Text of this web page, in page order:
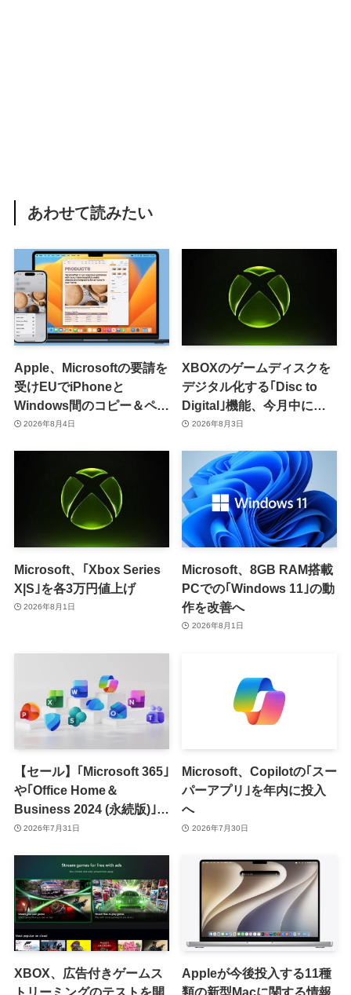
あわせて読みたい
Apple、Microsoftの要請を
受けEUでiPhoneと
Windows間のコピー＆ペー
スト機能を提供へ
2026年8月4日
XBOXのゲームディスクを
デジタル化する｢Disc to
Digital｣機能、今月中に提
供開始か
2026年8月3日
Microsoft、｢Xbox Series
X|S｣を各3万円値上げ
2026年8月1日
Microsoft、8GB RAM搭載
PCでの｢Windows 11｣の動
作を改善へ
2026年8月1日
【セール】｢Microsoft 365｣
や｢Office Home＆
Business 2024 (永続版)｣が
｢Amazon暮らし応援サマ
2026年7月31日
Microsoft、Copilotの｢スー
パーアプリ｣を年内に投入
へ
2026年7月30日
XBOX、広告付きゲームス
トリーミングのテストを開
Appleが今後投入する11種
類の新型Macに関する情報